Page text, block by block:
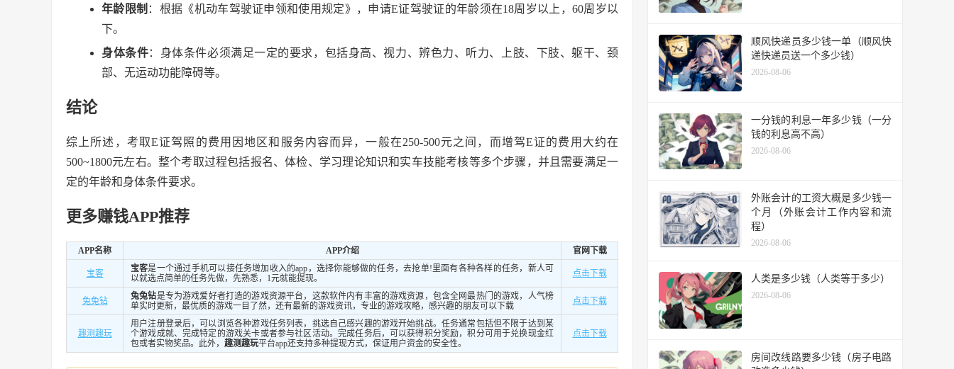
年龄限制 ：根据《机动车驾驶证申领和使用规定》，申请E证驾驶证的年龄须在18周岁以上，60周岁以
下。
身体条件：身体条件必须满足一定的要求，包括身高、视力、辨色力、听力、上肢、下肢、躯干、颈
部、无运动功能障碍等。
结论
综上所述，考取E证驾照的费用因地区和服务内容而异，一般在250-500元之间，而增驾E证的费用大约在
500~1800元左右。整个考取过程包括报名、体检、学习理论知识和实车技能考核等多个步骤，并且需要满足一
定的年龄和身体条件要求。
更多赚钱APP推荐
APP名称 APP介绍 官网下载
宝客 宝客是一个通过手机可以接任务增加收入的app，选择你能够做的任务，去抢单!里面有各种各样的任务，新人可
以就选点简单的任务先做，先熟悉，1元就能提现。
点击下载
兔兔钻 兔兔钻是专为游戏爱好者打造的游戏资源平台，这款软件内有丰富的游戏资源，包含全网最热门的游戏，人气榜
单实时更新，最优质的游戏一目了然，还有最新的游戏资讯，专业的游戏攻略，感兴趣的朋友可以下载
点击下载
趣测趣玩
用户注册登录后，可以浏览各种游戏任务列表，挑选自己感兴趣的游戏开始挑战。任务通常包括但不限于达到某
个游戏成就、完成特定的游戏关卡或者参与社区活动。完成任务后，可以获得积分奖励，积分可用于兑换现金红
包或者实物奖品。此外， 趣测趣玩平台app还支持多种提现方式，保证用户资金的安全性。
点击下载
顺风快递员多少钱一单（顺风快
递快递员送一个多少钱）
2026-08-06
一分钱的利息一年多少钱（一分
钱的利息高不高）
2026-08-06
外账会计的工资大概是多少钱一
个月（外账会计工作内容和流
程）
2026-08-06
人类是多少钱（人类等于多少）
2026-08-06
房间改线路要多少钱（房子电路